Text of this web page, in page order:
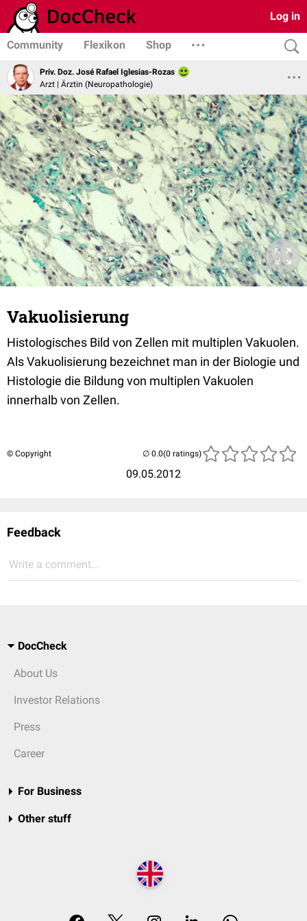
Log in
Community Flexikon Shop
Priv. Doz. José Rafael Iglesias-Rozas
Arzt | Ärztin (Neuropathologie)
Vakuolisierung
Histologisches Bild von Zellen mit multiplen Vakuolen.
Als Vakuolisierung bezeichnet man in der Biologie und
Histologie die Bildung von multiplen Vakuolen
innerhalb von Zellen.
© Copyright
09.05.2012
(0 ratings)
Feedback
Write a comment...
DocCheck
About Us
Investor Relations
Press
Career
For Business
Other stuff